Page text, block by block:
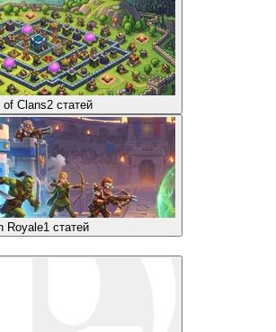
of Clans2 статей
Royale1 статей